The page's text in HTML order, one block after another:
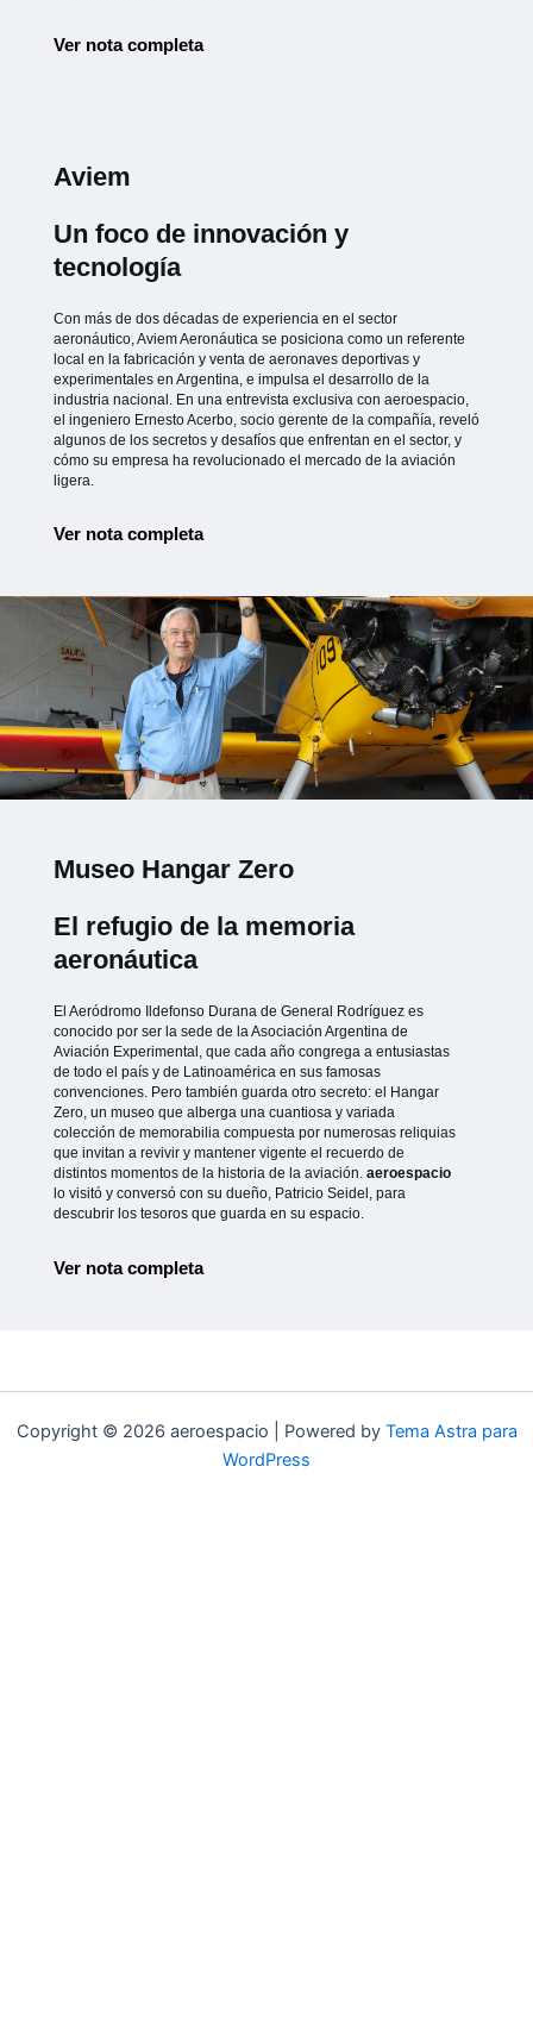
Ver nota completa
Aviem
Un foco de innovación y
tecnología
Con más de dos décadas de experiencia en el sector
aeronáutico, Aviem Aeronáutica se posiciona como un referente
local en la fabricación y venta de aeronaves deportivas y
experimentales en Argentina, e impulsa el desarrollo de la
industria nacional. En una entrevista exclusiva con aeroespacio,
el ingeniero Ernesto Acerbo, socio gerente de la compañía, reveló
algunos de los secretos y desafíos que enfrentan en el sector, y
cómo su empresa ha revolucionado el mercado de la aviación
ligera.
Ver nota completa
Museo Hangar Zero
El refugio de la memoria
aeronáutica
El Aeródromo Ildefonso Durana de General Rodríguez es
conocido por ser la sede de la Asociación Argentina de
Aviación Experimental, que cada año congrega a entusiastas
de todo el país y de Latinoamérica en sus famosas
convenciones. Pero también guarda otro secreto: el Hangar
Zero, un museo que alberga una cuantiosa y variada
colección de memorabilia compuesta por numerosas reliquias
que invitan a revivir y mantener vigente el recuerdo de
distintos momentos de la historia de la aviación. aeroespacio
lo visitó y conversó con su dueño, Patricio Seidel, para
descubrir los tesoros que guarda en su espacio.
Ver nota completa
Copyright © 2026 aeroespacio | Powered by Tema Astra para
WordPress